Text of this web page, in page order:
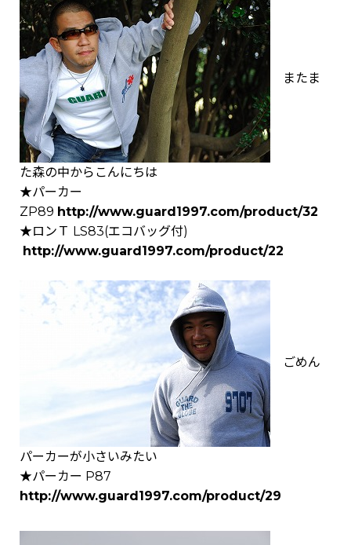
またま
た森の中からこんにちは
★パーカー
ZP89 http://www.guard1997.com/product/32
★ロンＴ LS83(エコバッグ付)
http://www.guard1997.com/product/22
ごめん
パーカーが小さいみたい
★パーカー P87
http://www.guard1997.com/product/29